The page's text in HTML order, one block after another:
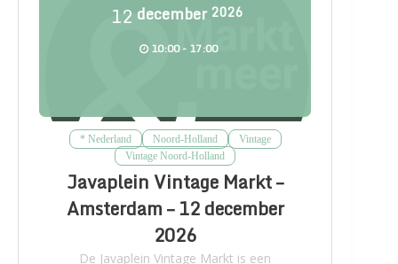
12 december 2026
10:00 - 17:00
* Nederland Noord-Holland
Vintage
Vintage Noord-Holland
Javaplein Vintage Markt –
Amsterdam – 12 december
2026
De Javaplein Vintage Markt is een